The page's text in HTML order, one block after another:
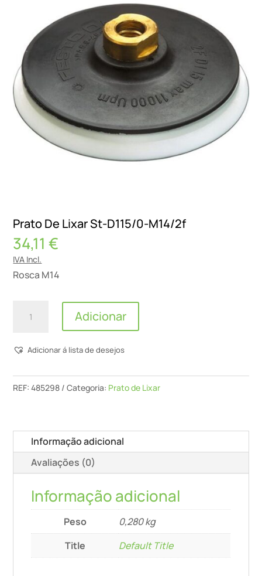
Prato De Lixar St-D115/0-M14/2f
34,11€
IVA Incl.
Rosca M14
Quantidade
De
St-
Adicionar
Adicionar á lista de desejos
REF:485298 Categoria: Prato de Lixar
Informação adicional
Avaliações (0)
Informação adicional
Peso
0,280 kg
Title
Default Title